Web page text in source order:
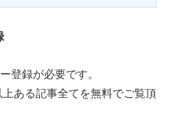
登録が必要です。
ある記事全てを無料でご覧頂